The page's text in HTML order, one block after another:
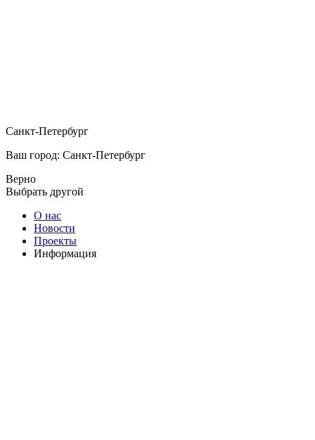
Санкт-Петербург
Ваш город: Санкт-Петербург
Верно
Выбрать другой
О нас
Новости
Проекты
Информация